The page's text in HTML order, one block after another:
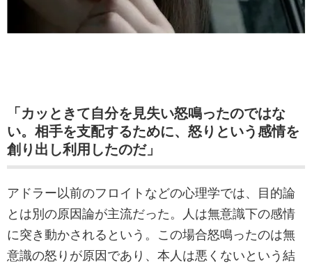
「カッときて自分を見失い怒鳴ったのではな
い。相手を支配するために、怒りという感情を
創り出し利用したのだ」
アドラー以前のフロイトなどの心理学では、目的論
とは別の原因論が主流だった。人は無意識下の感情
に突き動かされるという。この場合怒鳴ったのは無
意識の怒りが原因であり、本人は悪くないという結